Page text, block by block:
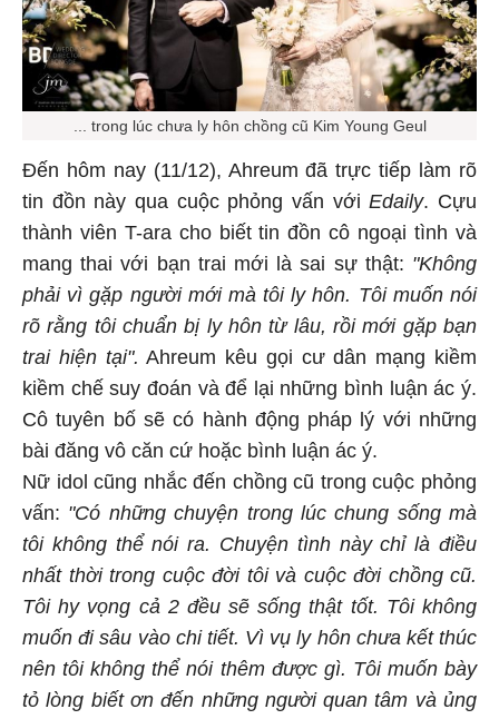
... trong lúc chưa ly hôn chồng cũ Kim Young Geul
Đến hôm nay (11/12), Ahreum đã trực tiếp làm rõ
tin đồn này qua cuộc phỏng vấn với Edaily. Cựu
thành viên T-ara cho biết tin đồn cô ngoại tình và
mang thai với bạn trai mới là sai sự thật: "Không
phải vì gặp người mới mà tôi ly hôn. Tôi muốn nói
rõ rằng tôi chuẩn bị ly hôn từ lâu, rồi mới gặp bạn
trai hiện tại". Ahreum kêu gọi cư dân mạng kiềm
kiềm chế suy đoán và để lại những bình luận ác ý.
Cô tuyên bố sẽ có hành động pháp lý với những
bài đăng vô căn cứ hoặc bình luận ác ý.
Nữ idol cũng nhắc đến chồng cũ trong cuộc phỏng
vấn: "Có những chuyện trong lúc chung sống mà
tôi không thể nói ra. Chuyện tình này chỉ là điều
nhất thời trong cuộc đời tôi và cuộc đời chồng cũ.
Tôi hy vọng cả 2 đều sẽ sống thật tốt. Tôi không
muốn đi sâu vào chi tiết. Vì vụ ly hôn chưa kết thúc
nên tôi không thể nói thêm được gì. Tôi muốn bày
tỏ lòng biết ơn đến những người quan tâm và ủng